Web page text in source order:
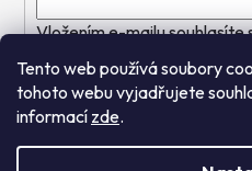
Tento web používá soubory
tohoto webu vyjadřujete
informací zde.
Vložením e-mailu souhlasíte
osobních údajů
PŘIHLÁSIT SE